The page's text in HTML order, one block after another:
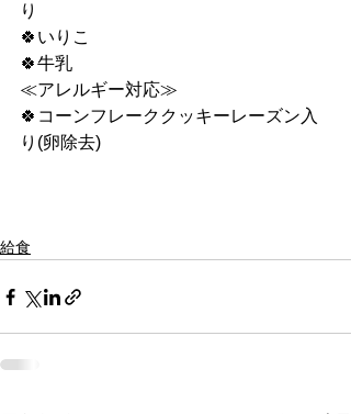
り
🍀いりこ
🍀牛乳
≪アレルギー対応≫
🍀コーンフレーククッキーレーズン入
り(卵除去)
給食